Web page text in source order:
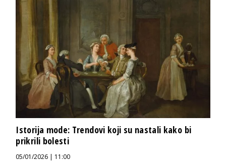
Istorija mode: Trendovi koji su nastali kako bi
prikrili bolesti
05/01/2026 | 11:00